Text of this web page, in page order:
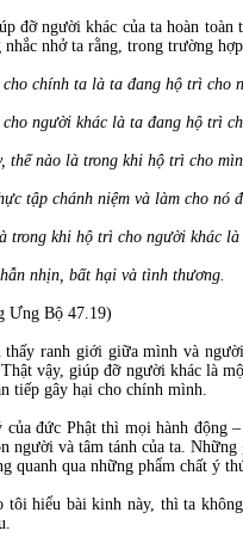
đỡ người khác của ta hoàn
nhắc nhở ta rằng, trong trường
chính ta là ta đang hộ trì cho
người khác là ta đang hộ trì
thế nào là trong khi hộ trì cho
tập chánh niệm và làm cho nó
trong khi hộ trì cho người khác
nhịn, bất hại và tình thương.
Ưng Bộ 47.19)
thấy ranh giới giữa mình và
vậy, giúp đỡ người khác là
tiếp gây hại cho chính mình.
của đức Phật thì mọi hành động
người và tâm tánh của ta.
quanh qua những phẩm chất ý
tôi hiểu bài kinh này, thì ta